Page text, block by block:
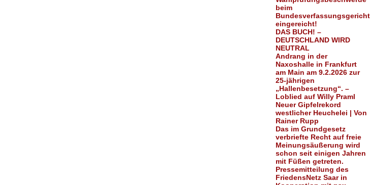
beim
Bundesverfassungsgericht
eingereicht!
DAS BUCH! –
DEUTSCHLAND WIRD
NEUTRAL
Andrang in der
Naxoshalle in Frankfurt
am Main am 9.2.2026 zur
25-jährigen
„Hallenbesetzung“. –
Loblied auf Willy Praml
Neuer Gipfelrekord
westlicher Heuchelei | Von
Rainer Rupp
Das im Grundgesetz
verbriefte Recht auf freie
Meinungsäußerung wird
schon seit einigen Jahren
mit Füßen getreten.
Pressemitteilung des
FriedensNetz Saar in